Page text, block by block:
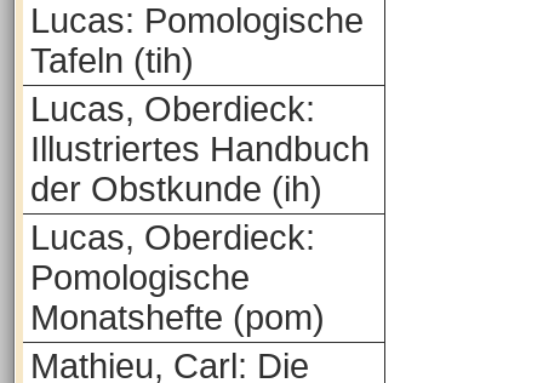
Lucas: Pomologische
Tafeln (tih)
Lucas, Oberdieck:
Illustriertes Handbuch
der Obstkunde (ih)
Lucas, Oberdieck:
Pomologische
Monatshefte (pom)
Mathieu, Carl: Die